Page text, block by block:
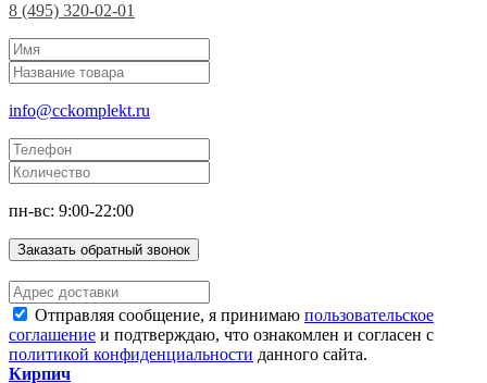
8 (495) 320-02-01
info@cckomplekt.ru
пн-вс: 9:00-22:00
Заказать обратный звонок
Отправляя сообщение, я принимаю пользовательское
соглашение и подтверждаю, что ознакомлен и согласен с
политикой конфиденциальности данного сайта.
Кирпич